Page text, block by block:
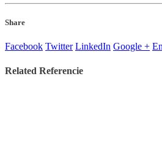
Share
Facebook Twitter LinkedIn Google +
Related Referencie